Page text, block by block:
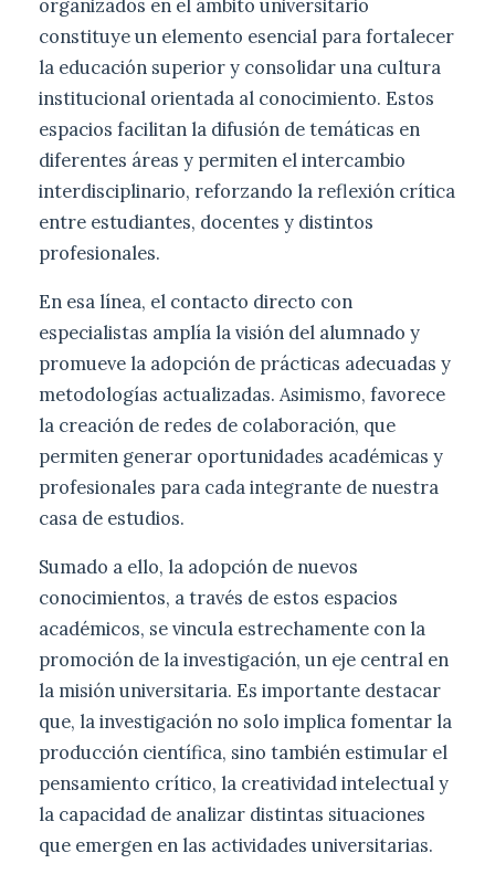
organizados en el ámbito universitario
constituye un elemento esencial para fortalecer
la educación superior y consolidar una cultura
institucional orientada al conocimiento. Estos
espacios facilitan la difusión de temáticas en
diferentes áreas y permiten el intercambio
interdisciplinario, reforzando la reflexión crítica
entre estudiantes, docentes y distintos
profesionales.
En esa línea, el contacto directo con
especialistas amplía la visión del alumnado y
promueve la adopción de prácticas adecuadas y
metodologías actualizadas. Asimismo, favorece
la creación de redes de colaboración, que
permiten generar oportunidades académicas y
profesionales para cada integrante de nuestra
casa de estudios.
Sumado a ello, la adopción de nuevos
conocimientos, a través de estos espacios
académicos, se vincula estrechamente con la
promoción de la investigación, un eje central en
la misión universitaria. Es importante destacar
que, la investigación no solo implica fomentar la
producción científica, sino también estimular el
pensamiento crítico, la creatividad intelectual y
la capacidad de analizar distintas situaciones
que emergen en las actividades universitarias.